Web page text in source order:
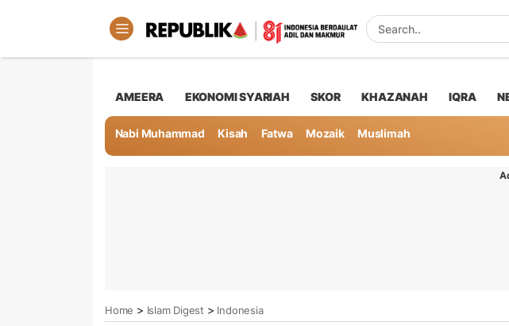
AMEERA EKONOMI SYARIAH SKOR KHAZANAH IQRA
Nabi Muhammad Kisah Fatwa Mozaik Muslimah
Home > Islam Digest > Indonesia